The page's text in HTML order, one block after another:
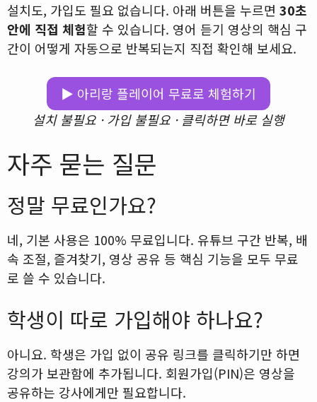
설치도, 가입도 필요 없습니다. 아래 버튼을 누르면 30초
안에 직접 체험할 수 있습니다. 영어 듣기 영상의 핵심 구
간이 어떻게 자동으로 반복되는지 직접 확인해 보세요.
▶ 아리랑 플레이어 무료로 체험하기
설치 불필요 · 가입 불필요 · 클릭하면 바로 실행
자주 묻는 질문
정말 무료인가요?
네, 기본 사용은 100% 무료입니다. 유튜브 구간 반복, 배
속 조절, 즐겨찾기, 영상 공유 등 핵심 기능을 모두 무료
로 쓸 수 있습니다.
학생이 따로 가입해야 하나요?
아니요. 학생은 가입 없이 공유 링크를 클릭하기만 하면
강의가 보관함에 추가됩니다. 회원가입(PIN)은 영상을
공유하는 강사에게만 필요합니다.